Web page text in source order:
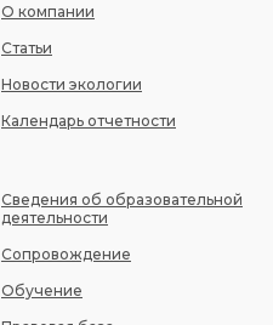
О компании
Статьи
Новости экологии
Календарь отчетности
Сведения об образовательной
деятельности
Сопровождение
Обучение